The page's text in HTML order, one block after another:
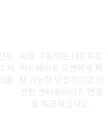
지
를
AI로 구동되는 네트워킹
하드웨어로 유연하게 확
장 가능한 안정적이고 안
전한 엔터프라이즈 연결
을 제공하십시오.